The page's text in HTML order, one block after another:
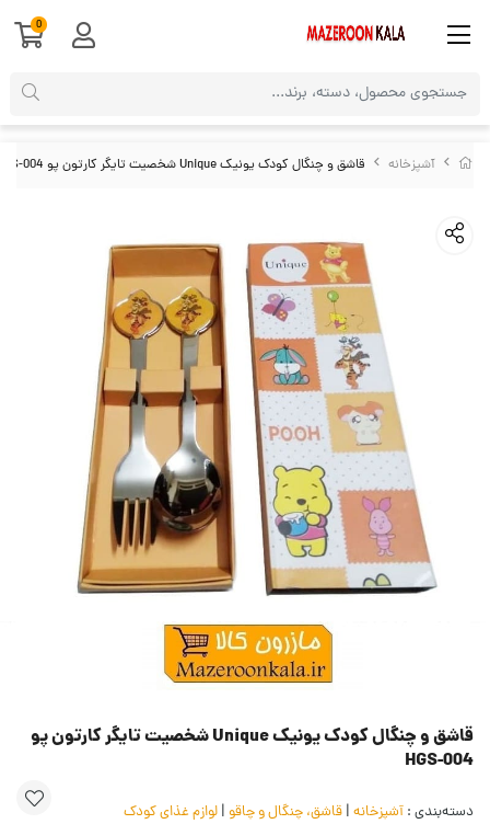
آشپزخانه قاشق و چنگال کودک یونیک Unique شخصیت تایگر کارتون پو HGS-004
قاشق و چنگال کودک یونیک Unique شخصیت تایگر کارتون پو
HGS-004
دسته‌بندی : آشپزخانه | قاشق، چنگال و چاقو | لوازم غذای کودک
0